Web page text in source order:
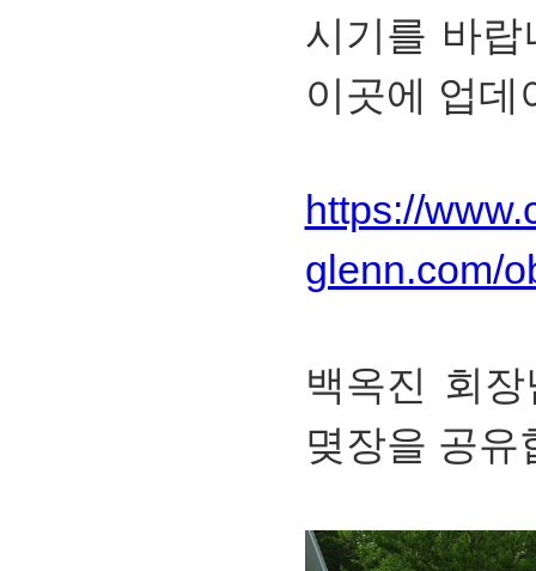
시기를 바
이곳에 업데
https://
glenn.com/
백옥진 회
몆장을 공